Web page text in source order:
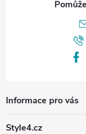
Informace pro vás
Style4.cz